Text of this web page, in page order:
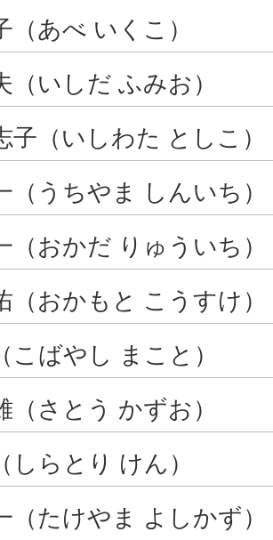
（あべ いくこ）
（いしだ ふみお）
子（いしわた としこ）
（うちやま しんいち）
（おかだ りゅういち）
（おかもと こうすけ）
こばやし まこと）
（さとう かずお）
しらとり けん）
（たけやま よしかず）